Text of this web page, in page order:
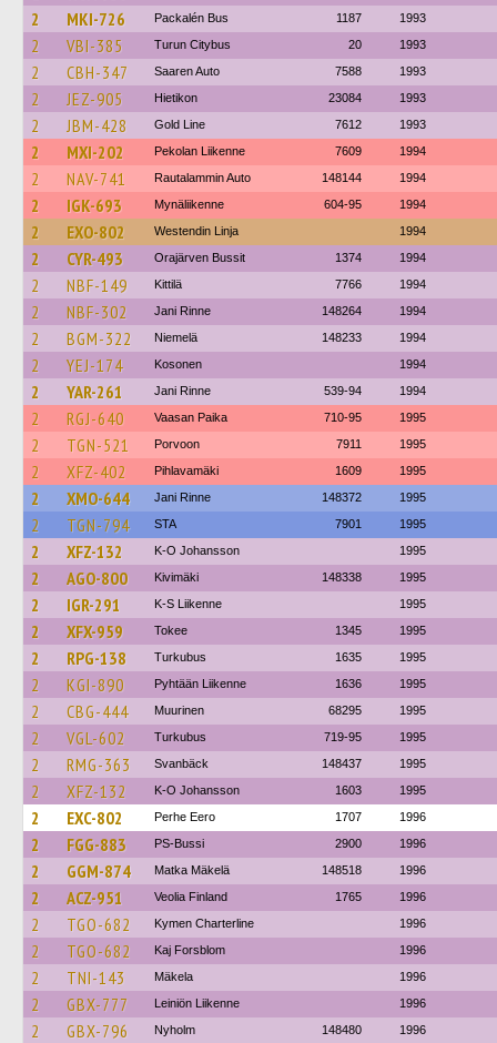
2 MKI-726 Packalén Bus 1187 1993
2 VBI-385 Turun Citybus 20 1993
2 CBH-347 Saaren Auto 7588 1993
2 JEZ-905 Hietikon 23084 1993
2 JBM-428 Gold Line 7612 1993
2 MXI-202 Pekolan Liikenne 7609 1994
2 NAV-741 Rautalammin Auto 148144 1994
2 IGK-693 Mynäliikenne 604-95 1994
2 EXO-802 Westendin Linja 1994
2 CYR-493 Orajärven Bussit 1374 1994
2 NBF-149 Kittilä 7766 1994
2 NBF-302 Jani Rinne 148264 1994
2 BGM-322 Niemelä 148233 1994
2 YEJ-174 Kosonen 1994
2 YAR-261 Jani Rinne 539-94 1994
2 RGJ-640 Vaasan Paika 710-95 1995
2 TGN-521 Porvoon 7911 1995
2 XFZ-402 Pihlavamäki 1609 1995
2 XMO-644 Jani Rinne 148372 1995
2 TGN-794 STA 7901 1995
2 XFZ-132 K-O Johansson 1995
2 AGO-800 Kivimäki 148338 1995
2 IGR-291 K-S Liikenne 1995
2 XFX-959 Tokee 1345 1995
2 RPG-138 Turkubus 1635 1995
2 KGI-890 Pyhtään Liikenne 1636 1995
2 CBG-444 Muurinen 68295 1995
2 VGL-602 Turkubus 719-95 1995
2 RMG-363 Svanbäck 148437 1995
2 XFZ-132 K-O Johansson 1603 1995
2 EXC-802 Perhe Eero 1707 1996
2 FGG-883 PS-Bussi 2900 1996
2 GGM-874 Matka Mäkelä 148518 1996
2 ACZ-951 Veolia Finland 1765 1996
2 TGO-682 Kymen Charterline 1996
2 TGO-682 Kaj Forsblom 1996
2 TNI-143 Mäkela 1996
2 GBX-777 Leiniön Liikenne 1996
2 GBX-796 Nyholm 148480 1996